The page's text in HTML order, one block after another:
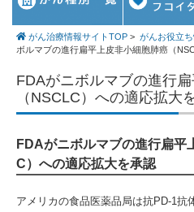
コンテンツに移動
がん治療情報サイトTOP >がんお役立
ボルマブの進行扁平上皮非小細胞肺癌（
FDAがニボルマブの進行
（NSCLC）への適応拡大
FDAがニボルマブの進行扁平
C）への適応拡大を承認
アメリカの食品医薬品局は抗PD-1抗